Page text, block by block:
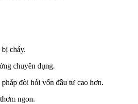
cháy.
chuyên dụng.
đòi hỏi vốn đầu tư cao hơn.
ngon.